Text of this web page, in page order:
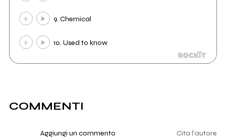
9. Chemical
10. Used to know
COMMENTI
Aggiungi un commento Cita l'autore